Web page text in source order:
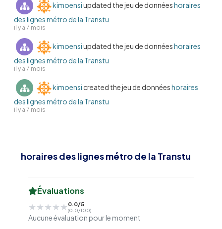
kimoensiupdated the jeu de donnéeshoraires
des lignes métro de la Transtu
il y a 7 mois
kimoensiupdated the jeu de donnéeshoraires
des lignes métro de la Transtu
il y a 7 mois
kimoensi created the jeu de donnéeshoraires
des lignes métro de la Transtu
il y a 7 mois
horaires des lignes métro de la Transtu
Évaluations
★★★★★
★★★★★ 0.0/5
(0.0/100)
Aucune évaluation pour le moment